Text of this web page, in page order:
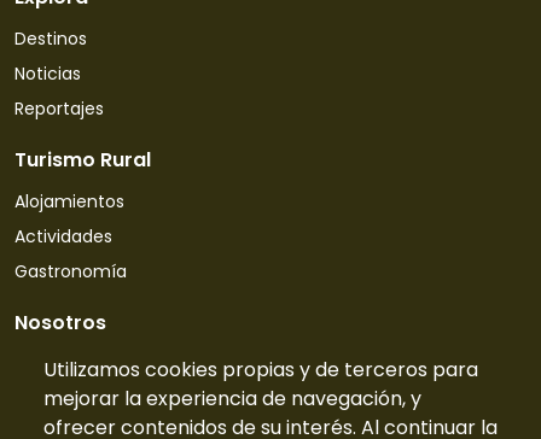
Utilizamos cookies propias y de terceros para
mejorar la experiencia de navegación, y
ofrecer contenidos de su interés. Al continuar la
Destinos
Noticias
Reportajes
Turismo Rural
Alojamientos
Actividades
Gastronomía
Nosotros
Quiénes somos
Contacto
Tarifas